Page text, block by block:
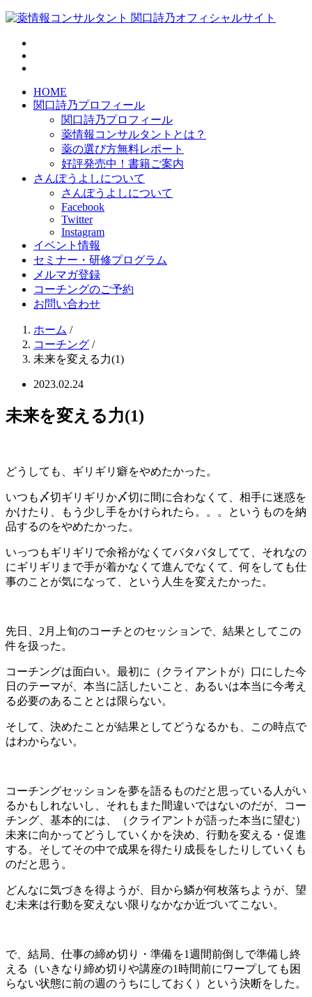
HOME
関口詩乃プロフィール
関口詩乃プロフィール
薬情報コンサルタントとは？
薬の選び方無料レポート
好評発売中！書籍ご案内
さんぽうよしについて
さんぽうよしについて
Facebook
Twitter
Instagram
イベント情報
セミナー・研修プログラム
メルマガ登録
コーチングのご予約
お問い合わせ
ホーム /
コーチング /
未来を変える力(1)
2023.02.24
未来を変える力(1)
どうしても、ギリギリ癖をやめたかった。
いつも〆切ギリギリか〆切に間に合わなくて、相手に迷惑を
かけたり、もう少し手をかけられたら。。。というものを納
品するのをやめたかった。
いっつもギリギリで余裕がなくてバタバタしてて、それなの
にギリギリまで手が着かなくて進んでなくて、何をしても仕
事のことが気になって、という人生を変えたかった。
先日、2月上旬のコーチとのセッションで、結果としてこの
件を扱った。
コーチングは面白い。最初に（クライアントが）口にした今
日のテーマが、本当に話したいこと、あるいは本当に今考え
る必要のあることとは限らない。
そして、決めたことが結果としてどうなるかも、この時点で
はわからない。
コーチングセッションを夢を語るものだと思っている人がい
るかもしれないし、それもまた間違いではないのだが、コー
チング、基本的には、（クライアントが語った本当に望む）
未来に向かってどうしていくかを決め、行動を変える・促進
する。そしてその中で成果を得たり成長をしたりしていくも
のだと思う。
どんなに気づきを得ようが、目から鱗が何枚落ちようが、望
む未来は行動を変えない限りなかなか近づいてこない。
で、結局、仕事の締め切り・準備を1週間前倒しで準備し終
える（いきなり締め切りや講座の1時間前にワープしても困
らない状態に前の週のうちにしておく）という決断をした。